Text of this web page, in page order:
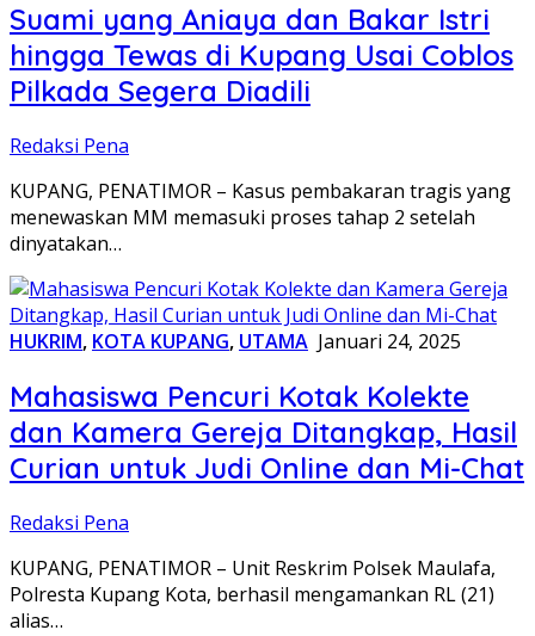
Suami yang Aniaya dan Bakar Istri
hingga Tewas di Kupang Usai Coblos
Pilkada Segera Diadili
Redaksi Pena
KUPANG, PENATIMOR – Kasus pembakaran tragis yang
menewaskan MM memasuki proses tahap 2 setelah
dinyatakan…
HUKRIM, KOTA KUPANG, UTAMA Januari 24, 2025
Mahasiswa Pencuri Kotak Kolekte
dan Kamera Gereja Ditangkap, Hasil
Curian untuk Judi Online dan Mi-Chat
Redaksi Pena
KUPANG, PENATIMOR – Unit Reskrim Polsek Maulafa,
Polresta Kupang Kota, berhasil mengamankan RL (21)
alias…